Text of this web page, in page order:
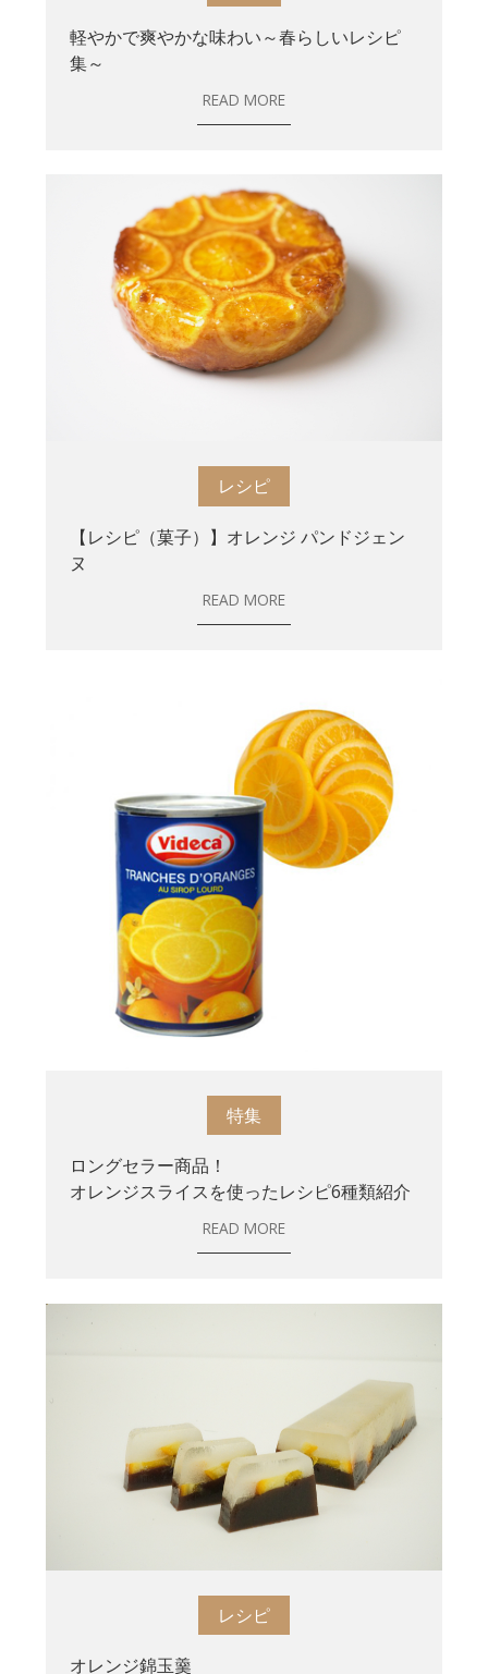
軽やかで爽やかな味わい～春らしいレシピ
集～
READ MORE
レシピ
【レシピ（菓子）】オレンジ パンドジェン
ヌ
READ MORE
特集
ロングセラー商品！
オレンジスライスを使ったレシピ6種類紹介
READ MORE
レシピ
オレンジ錦玉羹